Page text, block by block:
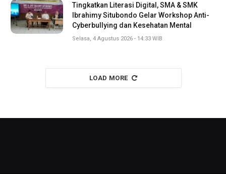
Tingkatkan Literasi Digital, SMA & SMK
Ibrahimy Situbondo Gelar Workshop Anti-
Cyberbullying dan Kesehatan Mental
Selasa, 4 Agustus 2026 - 14:33 WIB
LOAD MORE